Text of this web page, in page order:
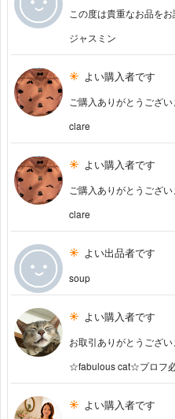
この度は貴重なお品を
ジャスミン
よい購入者です
ご購入ありがとうござい
clare
よい購入者です
ご購入ありがとうござい
clare
よい出品者です
soup
よい購入者です
お取引ありがとうござい
☆fabulous cat☆プロフ
よい購入者です